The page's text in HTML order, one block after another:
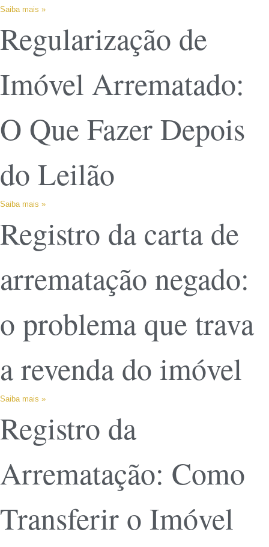
Saiba mais »
Regularização de
Imóvel Arrematado:
O Que Fazer Depois
do Leilão
Saiba mais »
Registro da carta de
arrematação negado:
o problema que trava
a revenda do imóvel
Saiba mais »
Registro da
Arrematação: Como
Transferir o Imóvel